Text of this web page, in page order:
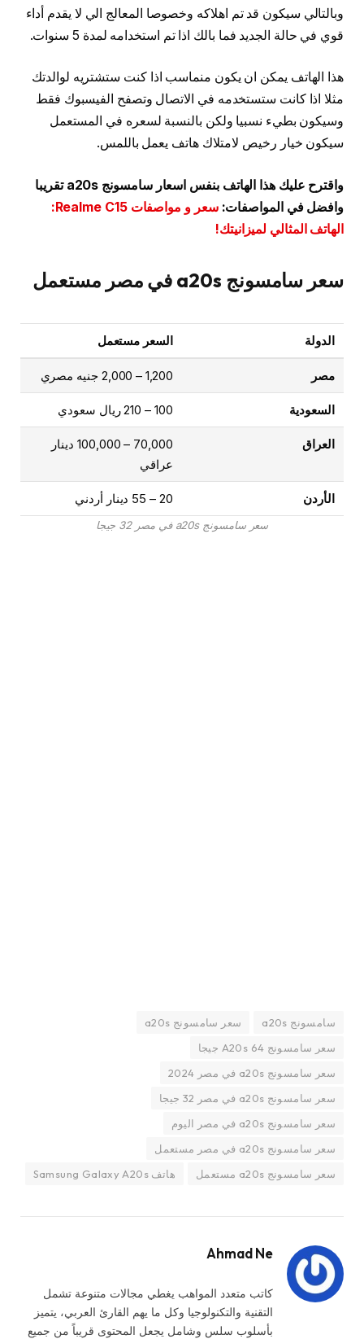
وبالتالي سيكون قد تم اهلاكه وخصوصا المعالج الي لا يقدم أداء
قوي في حالة الجديد فما بالك اذا تم استخدامه لمدة 5 سنوات.
هذا الهاتف يمكن ان يكون منماسب اذا كنت ستشتريه لوالدتك
مثلا اذا كانت ستستخدمه في الاتصال وتصفح الفيسبوك فقط
وسيكون بطيء نسبيا ولكن بالنسبة لسعره في المستعمل
سيكون خيار رخيص لامتلاك هاتف يعمل باللمس.
واقترح عليك هذا الهاتف بنفس اسعار سامسونج a20s تقريبا
وافضل في المواصفات:
سعر و مواصفات Realme C15:
الهاتف المثالي لميزانيتك!
سعر سامسونج a20s في مصر مستعمل
الدولة السعر مستعمل
مصر 1,200 – 2,000 جنيه مصري
السعودية 100 – 210 ريال سعودي
العراق
70,000 – 100,000 دينار
عراقي
الأردن 20 – 55 دينار أردني
سعر سامسونج a20s في مصر 32 جيجا
سامسونج a20s
سعر سامسونج a20s
سعر سامسونج A20s 64 جيجا
سعر سامسونج a20s في مصر 2024
سعر سامسونج a20s في مصر 32 جيجا
سعر سامسونج a20s في مصر اليوم
سعر سامسونج a20s في مصر مستعمل
سعر سامسونج a20s مستعمل
هاتف Samsung Galaxy A20s
Ahmad Ne
كاتب متعدد المواهب يغطي مجالات متنوعة تشمل
التقنية والتكنولوجيا وكل ما يهم القارئ العربي، يتميز
بأسلوب سلس وشامل يجعل المحتوى قريباً من جميع